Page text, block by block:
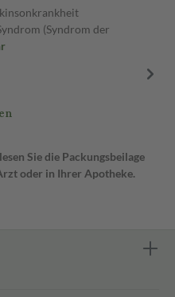
(Syndrom der
Sie die Packungsbeilage
oder in Ihrer Apotheke.